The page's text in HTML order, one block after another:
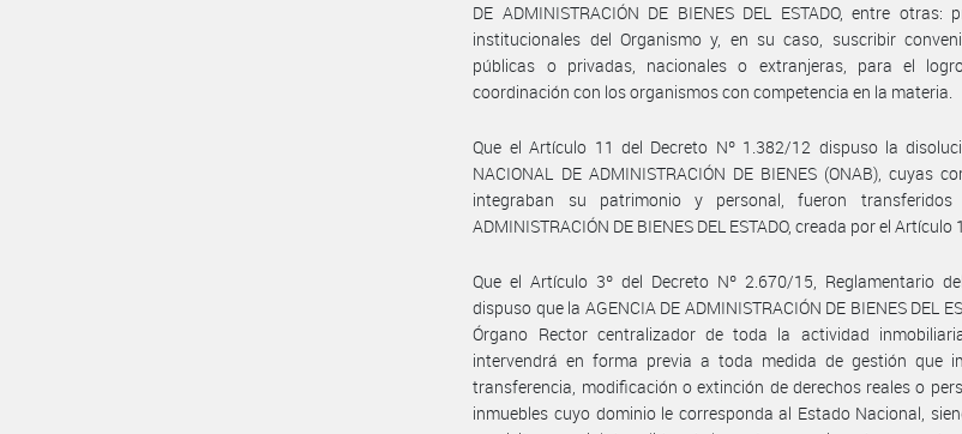
DE ADMINISTRACIÓN DE BIENES DEL ESTADO, entre otras:
institucionales del Organismo y, en su caso, suscribir
públicas o privadas, nacionales o extranjeras, para el
coordinación con los organismos con competencia en la materia.
Que el Artículo 11 del Decreto Nº 1.382/12 dispuso la
NACIONAL DE ADMINISTRACIÓN DE BIENES (ONAB), cuyas
integraban su patrimonio y personal, fueron
ADMINISTRACIÓN DE BIENES DEL ESTADO, creada por el Artículo
Que el Artículo 3º del Decreto Nº 2.670/15, Reglamentario
dispuso que la AGENCIA DE ADMINISTRACIÓN DE BIENES DEL
Órgano Rector centralizador de toda la actividad
intervendrá en forma previa a toda medida de gestión que
transferencia, modificación o extinción de derechos reales o
inmuebles cuyo dominio le corresponda al Estado Nacional,